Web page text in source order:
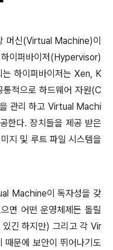
머신(Virtual Machine)이
이퍼바이저(Hypervisor)
하이퍼바이저는 Xen, K
적으로 하드웨어 자원(C
관리 하고 Virtual Machi
한다. 장치들을 제공 받은
지 및 루트 파일 시스템을
Machine이 독자성을 갖
면 어떤 운영체제든 돌릴
긴 하지만) 그리고 각 Vir
문에 보안이 뛰어나기도